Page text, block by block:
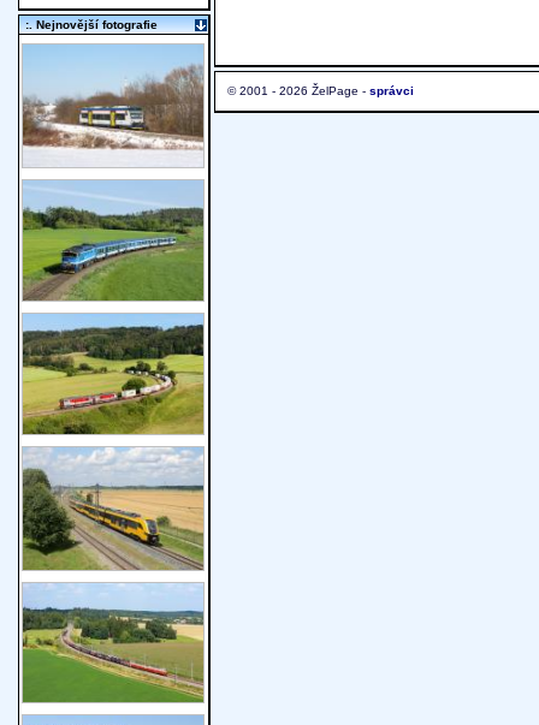
© 2001 - 2026 ŽelPage - správci
:. Nejnovější fotografie